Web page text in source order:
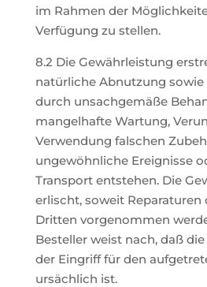
im Rahmen der
Verfügung zu stellen.
8.2 Die Gewährleistung
natürliche Abnutzung sowie
durch unsachgemäße
mangelhafte Wartung,
Verwendung falschen
ungewöhnliche Ereignisse
Transport entstehen. Die
erlischt, soweit Reparaturen
Dritten vorgenommen
Besteller weist nach, daß
der Eingriff für den
ursächlich ist.